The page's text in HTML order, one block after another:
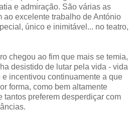
e admiração. São várias as
ao excelente trabalho de António
único e inimitável... no teatro,
chegou ao fim que mais se temia,
desistido de lutar pela vida - vida
incentivou continuamente a que
forma, como bem altamente
tantos preferem desperdiçar com